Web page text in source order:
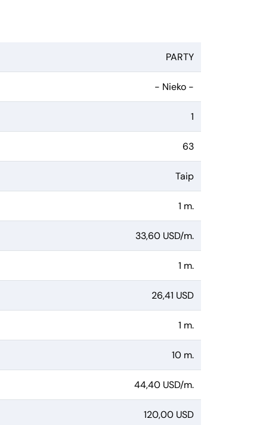
PARTY
- Nieko -
1
63
Taip
1 m.
33,60 USD/m.
1 m.
26,41 USD
1 m.
10 m.
44,40 USD/m.
120,00 USD